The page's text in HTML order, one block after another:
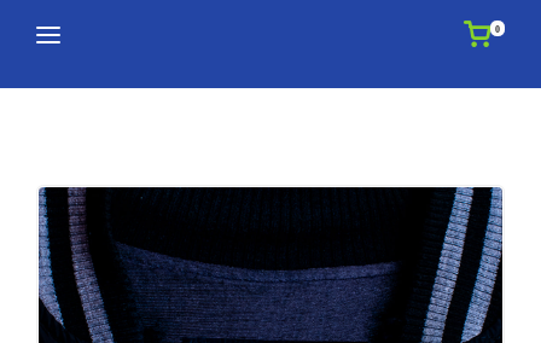
0
CATEGORÍAS
Abrazos en cajita
Agendas
Antiestres, Peluches y Novedades
Automovil y Hogar
CATÁLOGOS
APLICACIONES
IDEAS